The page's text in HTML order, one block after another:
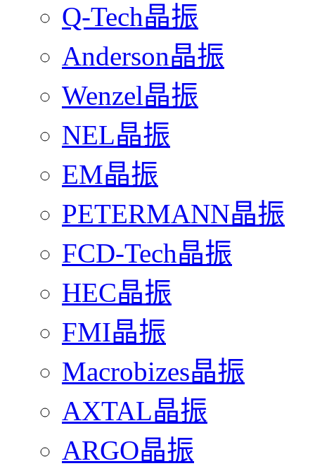
Q-Tech晶振
Anderson晶振
Wenzel晶振
NEL晶振
EM晶振
PETERMANN晶振
FCD-Tech晶振
HEC晶振
FMI晶振
Macrobizes晶振
AXTAL晶振
ARGO晶振